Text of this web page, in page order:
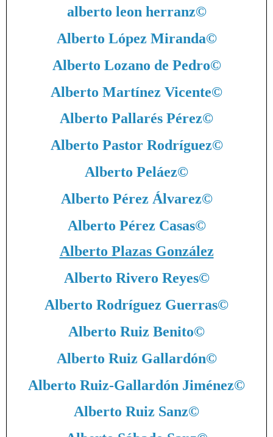
alberto leon herranz©
Alberto López Miranda©
Alberto Lozano de Pedro©
Alberto Martínez Vicente©
Alberto Pallarés Pérez©
Alberto Pastor Rodríguez©
Alberto Peláez©
Alberto Pérez Álvarez©
Alberto Pérez Casas©
Alberto Plazas González
Alberto Rivero Reyes©
Alberto Rodríguez Guerras©
Alberto Ruiz Benito©
Alberto Ruiz Gallardón©
Alberto Ruiz-Gallardón Jiménez©
Alberto Ruiz Sanz©